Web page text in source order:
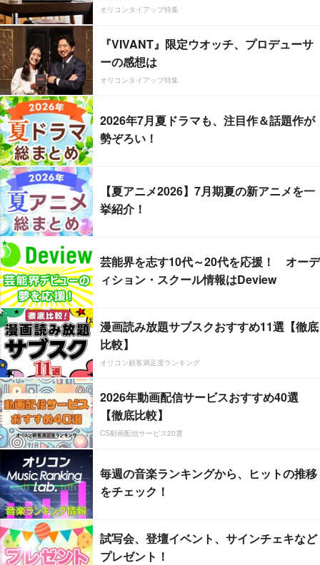
オリコンタイアップ特集
『VIVANT』限定ウオッチ、プロデューサ
ーの感想は
オリコンタイアップ特集
2026年7月夏ドラマも、注目作＆話題作が
勢ぞろい！
【夏アニメ2026】7月期夏の新アニメを一
挙紹介！
芸能界を志す10代～20代を応援！ オーデ
ィション・スクール情報はDeview
漫画読み放題サブスクおすすめ11選【徹底
比較】
オリコン顧客満足度ランキング
2026年動画配信サービスおすすめ40選
【徹底比較】
CS動画配信サービス20選
毎週の音楽ランキングから、ヒットの推移
をチェック！
試写会、登壇イベント、サインチェキなど
プレゼント！